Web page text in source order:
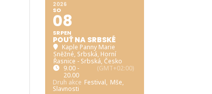
2026
SO
08
SRPEN
POUŤ NA SRBSKÉ
Kaple Panny Marie
Sněžné, Srbská, Horní
Řasnice - Srbská, Česko
9.00 -
20.00
(GMT+02:00)
Druh akce Festival, Mše,
Slavnosti